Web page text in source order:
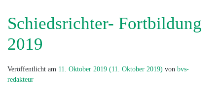
Schiedsrichter- Fortbildung
2019
Veröffentlicht am 11. Oktober 2019 (11. Oktober 2019) von bvs-
redakteur